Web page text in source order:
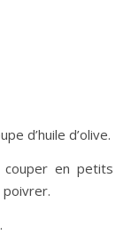
d’huile d’olive.
en petits
poivrer.